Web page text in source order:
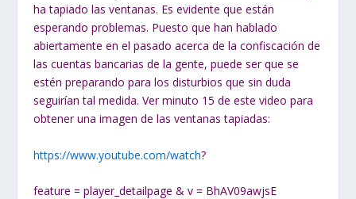
ha tapiado las ventanas. Es evidente que están
esperando problemas. Puesto que han hablado
abiertamente en el pasado acerca de la confiscación de
las cuentas bancarias de la gente, puede ser que se
estén preparando para los disturbios que sin duda
seguirían tal medida. Ver minuto 15 de este video para
obtener una imagen de las ventanas tapiadas:
https://www.youtube.com/watch?
feature = player_detailpage & v = BhAV09awjsE